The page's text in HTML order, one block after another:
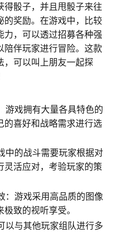
得骰子，并且甩骰子来往
的奖励。在游戏中，比较
力，可以透过招募各种强
陪伴玩家进行冒险。这款
，可以叫上朋友一起探
游戏拥有大量各具特色的
的喜好和战略需求进行选
中的战斗需要玩家根据对
灵活应对，考验玩家的策
：游戏采用高品质的图像
致的视听享受。
以与其他玩家组队进行多